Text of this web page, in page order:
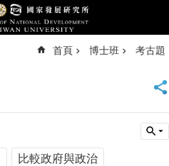
首頁 博士班 考古題
比較政府與政治